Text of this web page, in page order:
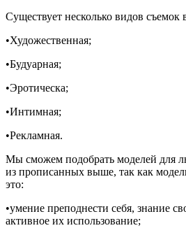
Существует несколько видов
•Художественная;
•Будуарная;
•Эротическа;
•Интимная;
•Рекламная.
Мы сможем подобрать моделей для
из прописанных выше, так как
это:
•умение преподнести себя, знание
активное их использование;